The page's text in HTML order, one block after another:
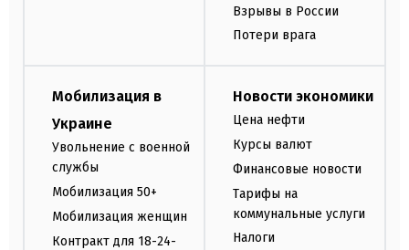
Взрывы в России
Потери врага
Мобилизация в
Украине
Увольнение с военной
службы
Мобилизация 50+
Мобилизация женщин
Контракт для 18-24-
Новости экономики
Цена нефти
Курсы валют
Финансовые новости
Тарифы на
коммунальные услуги
Налоги